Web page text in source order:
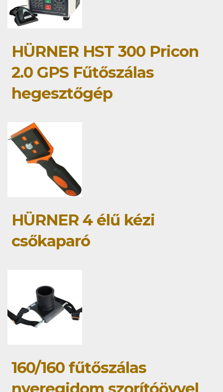
HÜRNER HST 300 Pricon
2.0 GPS Fűtőszálas
hegesztőgép
HÜRNER 4 élű kézi
csőkaparó
160/160 fűtőszálas